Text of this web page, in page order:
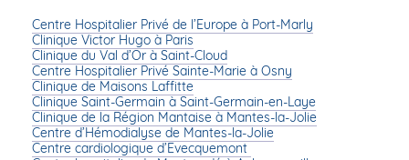
Centre Hospitalier Privé de l’Europe à Port-Marly
Clinique Victor Hugo à Paris
Clinique du Val d’Or à Saint-Cloud
Centre Hospitalier Privé Sainte-Marie à Osny
Clinique de Maisons Laffitte
Clinique Saint-Germain à Saint-Germain-en-Laye
Clinique de la Région Mantaise à Mantes-la-Jolie
Centre d’Hémodialyse de Mantes-la-Jolie
Centre cardiologique d’Evecquemont